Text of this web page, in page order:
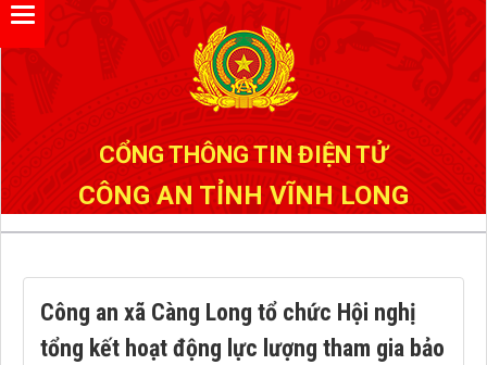
CỔNG THÔNG TIN ĐIỆN TỬ
CÔNG AN TỈNH VĨNH LONG
Công an xã Càng Long tổ chức Hội nghị
tổng kết hoạt động lực lượng tham gia bảo